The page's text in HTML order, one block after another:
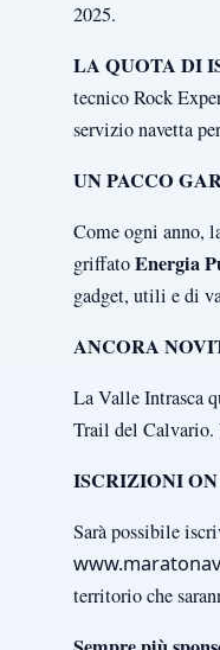
2025.
LA QUOTA DI
tecnico Rock
servizio navetta
UN PACCO
Come ogni anno,
griffatoEnergia
gadget, utili e di
ANCORA
La Valle Intrasca
Trail del Calvario.
ISCRIZIONI
Sarà possibile
territorio che